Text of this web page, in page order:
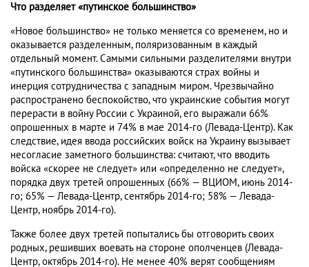
Что разделяет «путинское большинство»
«Новое большинство» не только меняется со временем, но и
оказывается разделенным, поляризованным в каждый
отдельный момент. Самыми сильными разделителями внутри
«путинского большинства» оказываются страх войны и
инерция сотрудничества с западным миром. Чрезвычайно
распространено беспокойство, что украинские события могут
перерасти в войну России с Украиной, его выражали 66%
опрошенных в марте и 74% в мае 2014-го (Левада-Центр). Как
следствие, идея ввода российских войск на Украину вызывает
несогласие заметного большинства: считают, что вводить
войска «скорее не следует» или «определенно не следует»,
порядка двух третей опрошенных (66% — ВЦИОМ, июнь 2014-
го; 65% — Левада-Центр, сентябрь 2014-го; 58% — Левада-
Центр, ноябрь 2014-го).
Также более двух третей попытались бы отговорить своих
родных, решивших воевать на стороне ополченцев (Левада-
Центр, октябрь 2014-го). Не менее 40% верят сообщениям